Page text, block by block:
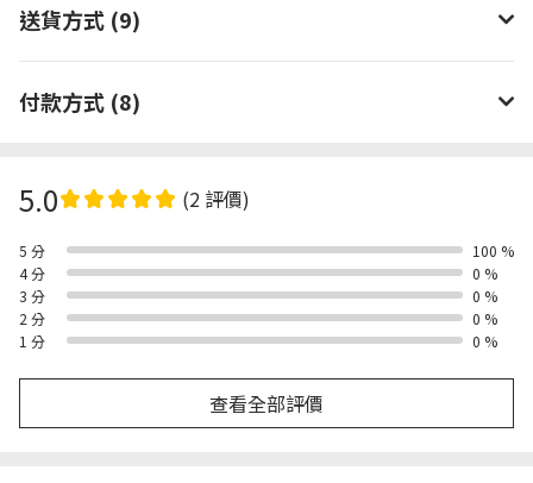
送貨方式 (9)
付款方式 (8)
5.0 (2 評價)
5 分
100 %
4 分
0 %
3 分
0 %
2 分
0 %
1 分
0 %
查看全部評價